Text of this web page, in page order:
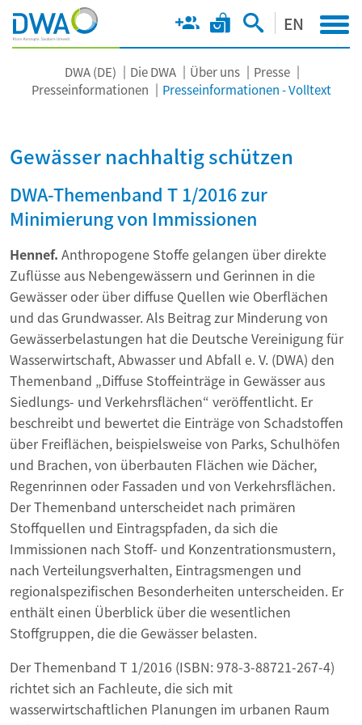
EN
DWA (DE) Die DWA Über uns
Presse
Presseinformationen
Presseinformationen - Volltext
Gewässer nachhaltig schützen
DWA-Themenband T 1/2016 zur
Minimierung von Immissionen
Hennef. Anthropogene Stoffe gelangen über direkte
Zuflüsse aus Nebengewässern und Gerinnen in die
Gewässer oder über diffuse Quellen wie Oberflächen
und das Grundwasser. Als Beitrag zur Minderung von
Gewässerbelastungen hat die Deutsche Vereinigung für
Wasserwirtschaft, Abwasser und Abfall e. V. (DWA) den
Themenband „Diffuse Stoffeinträge in Gewässer aus
Siedlungs- und Verkehrsflächen“ veröffentlicht. Er
beschreibt und bewertet die Einträge von Schadstoffen
über Freiflächen, beispielsweise von Parks, Schulhöfen
und Brachen, von überbauten Flächen wie Dächer,
Regenrinnen oder Fassaden und von Verkehrsflächen.
Der Themenband unterscheidet nach primären
Stoffquellen und Eintragspfaden, da sich die
Immissionen nach Stoff- und Konzentrationsmustern,
nach Verteilungsverhalten, Eintragsmengen und
regionalspezifischen Besonderheiten unterscheiden. Er
enthält einen Überblick über die wesentlichen
Stoffgruppen, die die Gewässer belasten.
Der Themenband T 1/2016 (ISBN: 978-3-88721-267-4)
richtet sich an Fachleute, die sich mit
wasserwirtschaftlichen Planungen im urbanen Raum